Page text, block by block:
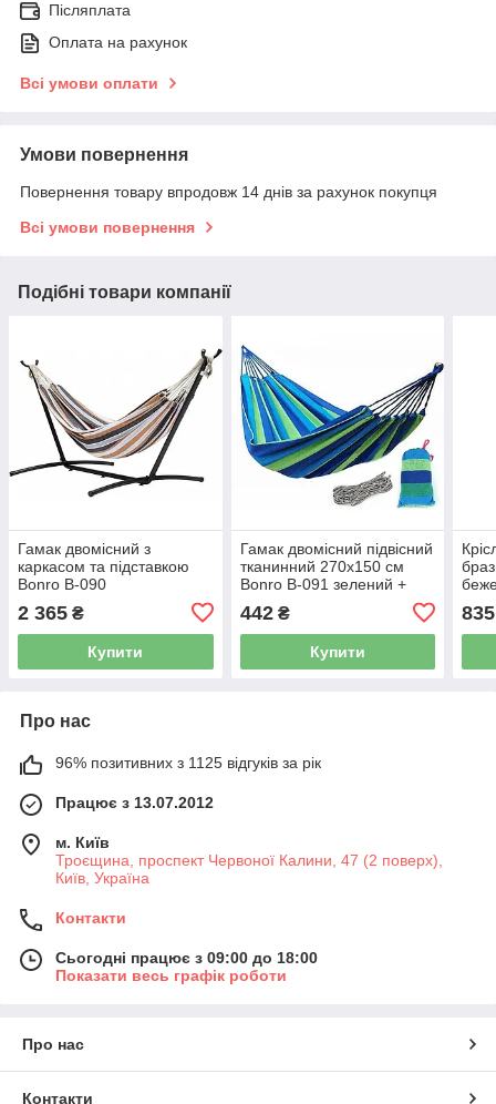
Післяплата
Оплата на рахунок
Всі умови оплати
Умови повернення
Повернення товару впродовж 14 днів за рахунок покупця
Всі умови повернення
Подібні товари компанії
Гамак двомісний з
каркасом та підставкою
Bonro B-090
різнокольоровий + сумка
42400535
2 365 ₴
Купити
Гамак двомісний підвісний
тканинний 270x150 см
Bonro B-091 зелений +
442₴
Купити
835
Про нас
96% позитивних з 1125 відгуків за рік
Працює з 13.07.2012
м. Київ
Троєщина, проспект Червоної Калини, 47 (2 поверх),
Київ, Україна
Контакти
Сьогодні працює з 09:00 до 18:00
Показати весь графік роботи
Про нас
Контакти